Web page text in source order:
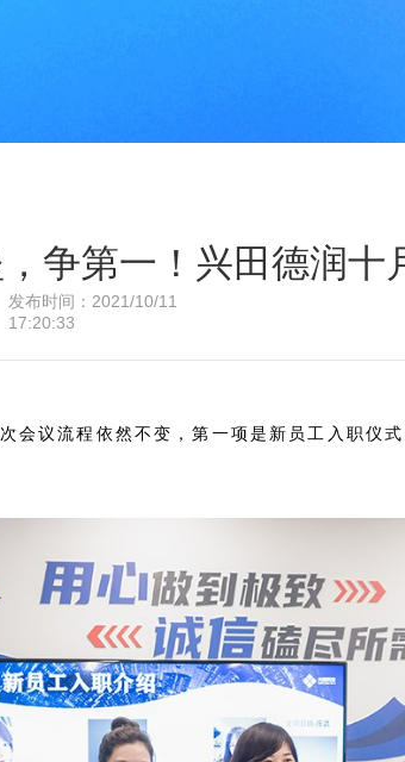
争第一！兴田德润十
发布时间：2021/10/11
17:20:33
会议流程依然不变，第一项是新员工入职仪